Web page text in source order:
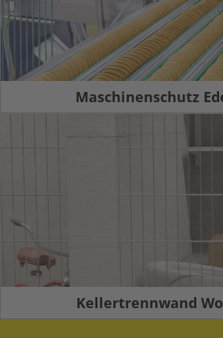
Maschinenschutz
Kellertrennwand